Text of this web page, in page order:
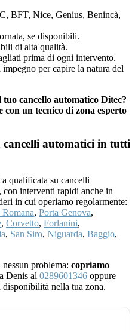
BFT, Nice, Genius, Benincà,
se disponibili.
di alta qualità.
prima di ogni intervento.
per capire la natura del
cancello automatico Ditec?
con un tecnico di zona esperto
cancelli automatici in tutti
qualificata su cancelli
interventi rapidi anche in
in cui operiamo regolarmente:
Romana, Porta Genova,
, Corvetto, Forlanini,
, San Siro, Niguarda, Baggio,
problema: copriamo
Denis al 0289601346 oppure
disponibilità nella tua zona.